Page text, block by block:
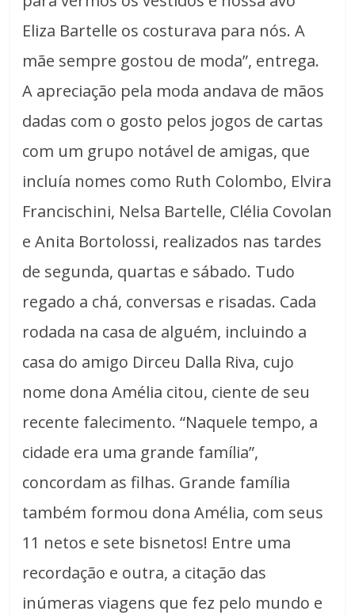
Eliza Bartelle os costurava para nós. A
mãe sempre gostou de moda”, entrega.
A apreciação pela moda andava de mãos
dadas com o gosto pelos jogos de cartas
com um grupo notável de amigas, que
incluía nomes como Ruth Colombo, Elvira
Francischini, Nelsa Bartelle, Clélia Covolan
e Anita Bortolossi, realizados nas tardes
de segunda, quartas e sábado. Tudo
regado a chá, conversas e risadas. Cada
rodada na casa de alguém, incluindo a
casa do amigo Dirceu Dalla Riva, cujo
nome dona Amélia citou, ciente de seu
recente falecimento. “Naquele tempo, a
cidade era uma grande família”,
concordam as filhas. Grande família
também formou dona Amélia, com seus
11 netos e sete bisnetos! Entre uma
recordação e outra, a citação das
inúmeras viagens que fez pelo mundo e